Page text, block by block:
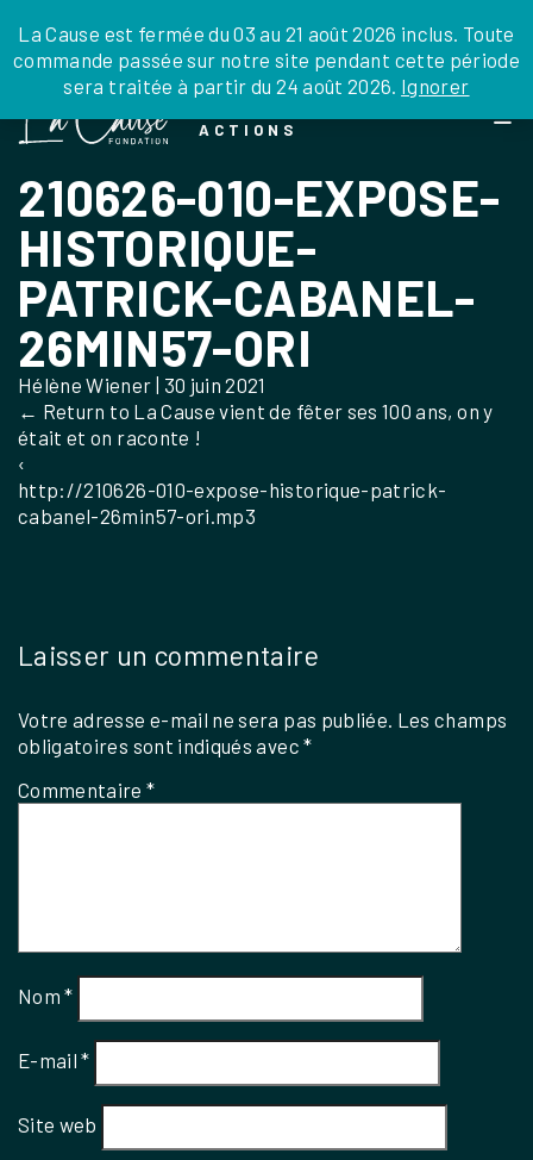
to
the
La Cause est fermée du 03 au 21 août 2026 inclus. Toute
commande passée sur notre site pendant cette période
sera traitée à partir du 24 août 2026. Ignorer
JE DONNE JE PARRAINE NOUS SOUTENIR
DEPUIS LA FRANCE
DEPUIS L’INTERNATIONAL
EN TANT QU’ORGANISATION
LEGS, LIBÉRALITÉS
0 ARTICLE
ACTIONS
210626-010-EXPOSE-
HISTORIQUE-
PATRICK-CABANEL-
26MIN57-ORI
Hélène Wiener | 30 juin 2021
← Return to La Cause vient de fêter ses 100 ans, on y
était et on raconte !
‹
http://210626-010-expose-historique-patrick-
cabanel-26min57-ori.mp3
Laisser un commentaire
Votre adresse e-mail ne sera pas publiée. Les champs
obligatoires sont indiqués avec*
Commentaire*
Nom*
E-mail*
Site web